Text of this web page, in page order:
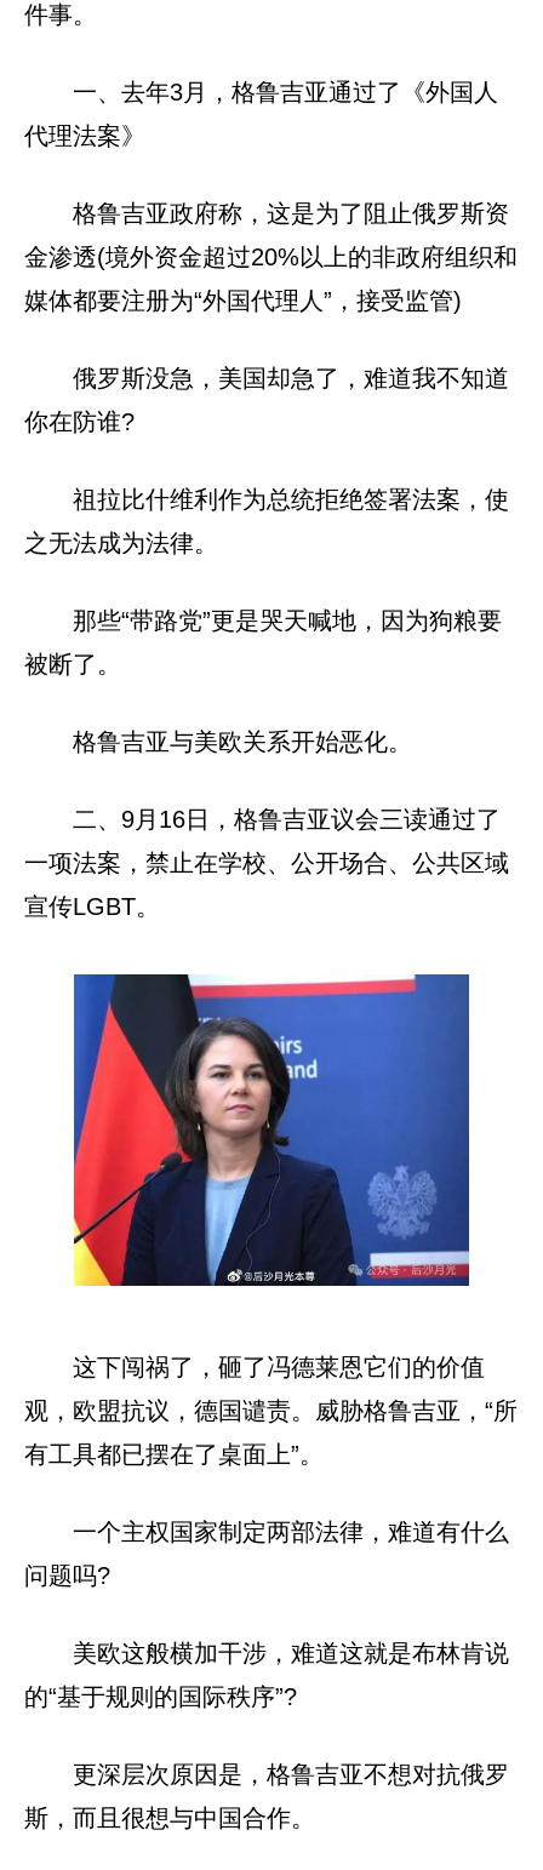
件事。
一、去年3月，格鲁吉亚通过了《外国人
代理法案》
格鲁吉亚政府称，这是为了阻止俄罗斯资
金渗透(境外资金超过20%以上的非政府组织和
媒体都要注册为“外国代理人”，接受监管)
俄罗斯没急，美国却急了，难道我不知道
你在防谁?
祖拉比什维利作为总统拒绝签署法案，使
之无法成为法律。
那些“带路党”更是哭天喊地，因为狗粮要
被断了。
格鲁吉亚与美欧关系开始恶化。
二、9月16日，格鲁吉亚议会三读通过了
一项法案，禁止在学校、公开场合、公共区域
宣传LGBT。
这下闯祸了，砸了冯德莱恩它们的价值
观，欧盟抗议，德国谴责。威胁格鲁吉亚，“所
有工具都已摆在了桌面上”。
一个主权国家制定两部法律，难道有什么
问题吗?
美欧这般横加干涉，难道这就是布林肯说
的“基于规则的国际秩序”?
更深层次原因是，格鲁吉亚不想对抗俄罗
斯，而且很想与中国合作。